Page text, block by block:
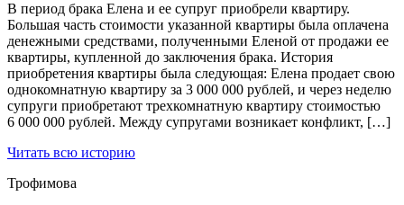
В период брака Елена и ее супруг приобрели квартиру.
Большая часть стоимости указанной квартиры была оплачена
денежными средствами, полученными Еленой от продажи ее
квартиры, купленной до заключения брака. История
приобретения квартиры была следующая: Елена продает свою
однокомнатную квартиру за 3 000 000 рублей, и через неделю
супруги приобретают трехкомнатную квартиру стоимостью
6 000 000 рублей. Между супругами возникает конфликт, […]
Читать всю историю
Трофимова